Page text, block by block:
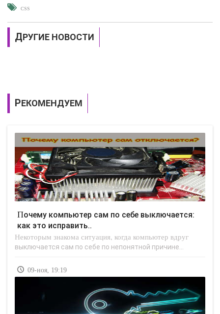
CSS
ДРУГИЕ НОВОСТИ
РЕКОМЕНДУЕМ
Почему компьютер сам по себе выключается:
как это исправить..
Некоторым знакома ситуация, когда компьютер вдруг
выключается сам по себе по непонятной причине...
09-ноя, 19:19